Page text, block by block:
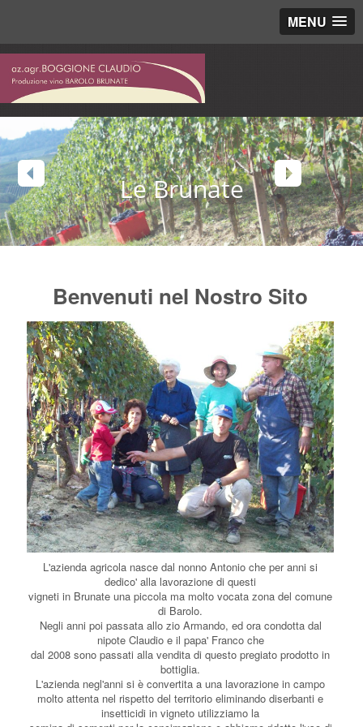
MENU
Le Brunate
Benvenuti nel Nostro Sito
L'azienda agricola nasce dal nonno Antonio che per anni si
dedico' alla lavorazione di questi
vigneti in Brunate una piccola ma molto vocata zona del comune
di Barolo.
Negli anni poi passata allo zio Armando, ed ora condotta dal
nipote Claudio e il papa' Franco che
dal 2008 sono passati alla vendita di questo pregiato prodotto in
bottiglia.
L'azienda negl'anni si è convertita a una lavorazione in campo
molto attenta nel rispetto del territorio eliminando diserbanti e
insetticidi in vigneto utilizziamo la